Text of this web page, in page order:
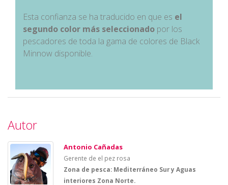
Esta confianza se ha traducido en que es el
segundo color más seleccionado por los
pescadores de toda la gama de colores de Black
Minnow disponible.
Autor
Antonio Cañadas
Gerente de el pez rosa
Zona de pesca: Mediterráneo Sur y Aguas
interiores Zona Norte.